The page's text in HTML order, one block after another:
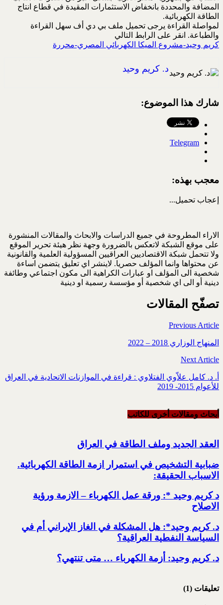
المضافة والمحددة بانخفاض الاستثمارات المقيدة في قطاع انتاج
الطاقة الكهربائية.
لمواصلة القراءة يرجى تحميل ملف بي دي أف سهل القراءة
والطباعة. انقر على الرابط التالي
كريم وحيد-مشروع الميكا الكهربائي المصري-محررة
د. كريم وحيد
شارك هذا الموضوع:
Telegram
معجب بهذه:
إعجاب تحميل...
الاراء المطروحة في جميع الدراسات والابحاث والمقالات المنشورة
على موقع الشبكة لاتعكس بالضرورة وجهة نظر هيئة تحرير الموقع
ولا تتحمل شبكة الاقتصاديين العراقيين المسؤولية العلمية والقانونية
عن محتواها وانما المؤلف حصريا. لاينشر اي تعليق يتضمن اساءة
شخصية الى المؤلف او عبارات الكراهية الى مكون اجتماعي وطائفة
دينية أو الى اي شخصية أو مؤسسة رسمية او دينية
تصفّح المقالات
Previous Article
المنهاج الوزاري 2018 – 2022
Next Article
أ. د. كامل علاّوي الفتلاوي : قراءة في الموازنات الاتحادية في العراق
للأعوام 2015- 2019
أبحاث ومقالات أخرى للکاتب
العقد الجديد وملف الطاقة في العراق
ضبابية التشخيص في استمرار ازمة الطاقة الكهربائية.‏
الاسباب الحقيقة:‏
د كريم وحيد *: ورقة عمل الكهرباء – الازمة ورؤية
الاصلاح
د. كريم وحيد*: هل المشكلة في الغاز الإيراني أم في
السياسة النفطية العراقية؟
د. كريم وحيد: أزمة الكهرباء … متى تنتهي؟
تعليقات (1)